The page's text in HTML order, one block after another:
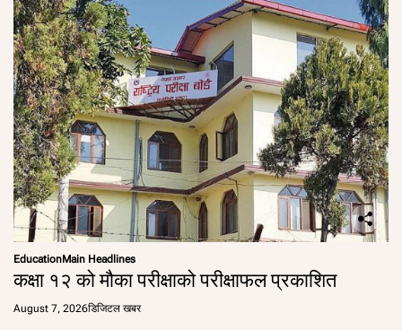
EducationMain Headlines
कक्षा १२ को मौका परीक्षाको परीक्षाफल प्रकाशित
August 7, 2026डिजिटल खबर